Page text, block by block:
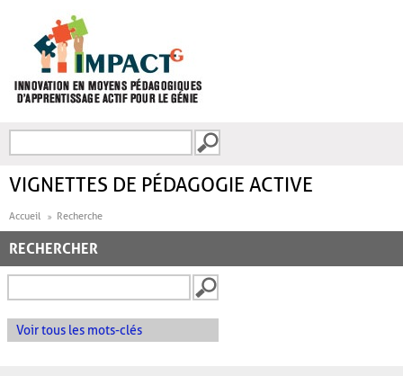
FORMULAIRE DE
VIGNETTES DE PÉDAGOGIE ACTIVE
Accueil Recherche
RECHERCHER
Voir tous les mots-clés